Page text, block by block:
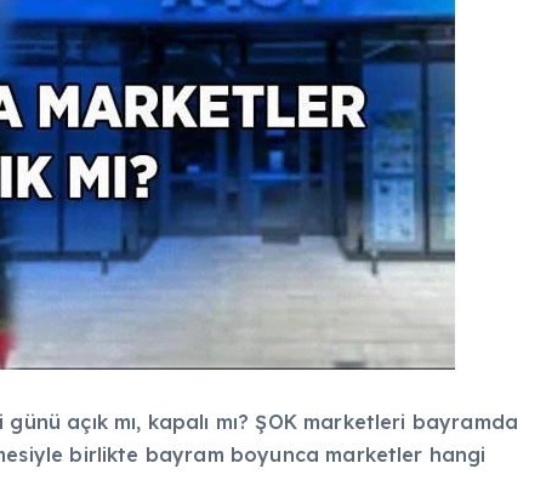
açık mı, kapalı mı? ŞOK marketleri bayramda
birlikte bayram boyunca marketler hangi